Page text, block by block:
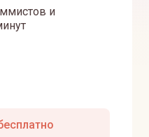
и